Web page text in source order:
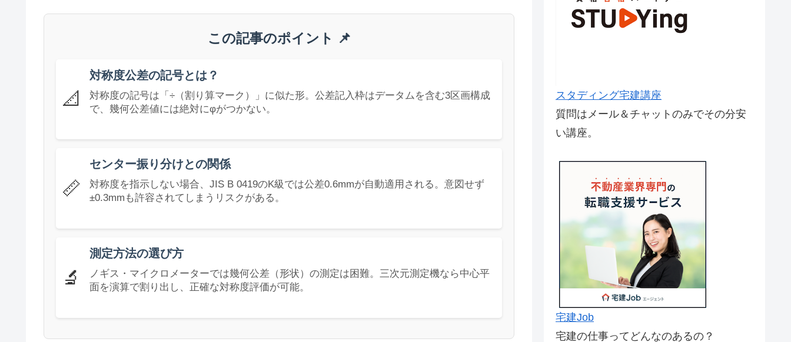
この記事のポイント 📌
📐
対称度公差の記号とは？
対称度の記号は「÷（割り算マーク）」に似た形。公差記入枠はデータムを含む3区画構成
で、幾何公差値には絶対にφがつかない。
📏
センター振り分けとの関係
対称度を指示しない場合、JIS B 0419のK級では公差0.6mmが自動適用される。意図せず
±0.3mmも許容されてしまうリスクがある。
🔬
測定方法の選び方
ノギス・マイクロメーターでは幾何公差（形状）の測定は困難。三次元測定機なら中心平
面を演算で割り出し、正確な対称度評価が可能。
スタディング宅建講座
質問はメール＆チャットのみでその分安
い講座。
宅建Job
宅建の仕事ってどんなのあるの？